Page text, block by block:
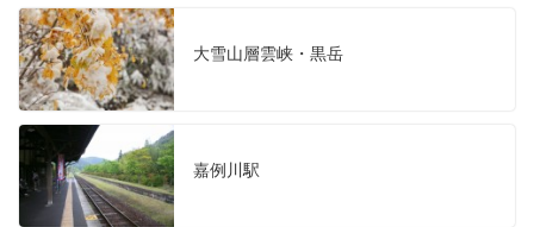
大雪山層雲峡・黒岳
嘉例川駅